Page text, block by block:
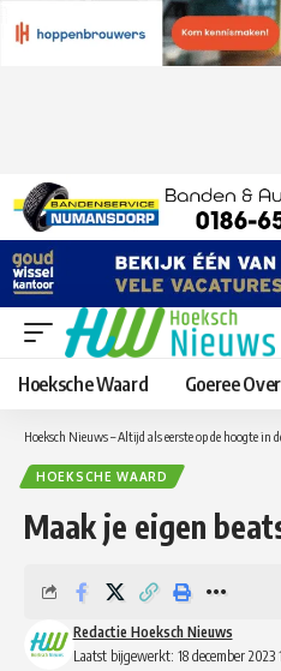
Hoeksche Waard Goeree
Hoeksch Nieuws – Altijd als eerste op de hoogte in
HOEKSCHE WAARD
Maak je eigen
Laatst bijgewerkt: 18 december 2023
Redactie Hoeksch Nieuws